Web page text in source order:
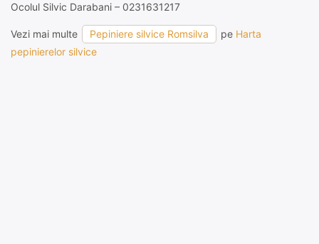
Ocolul Silvic Darabani – 0231631217
Vezi mai multe Pepiniere silvice Romsilva pe Harta
pepinierelor silvice